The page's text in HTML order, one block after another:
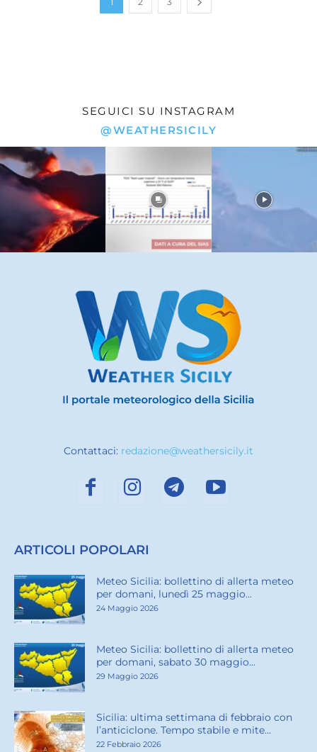
SEGUICI SU INSTAGRAM
@WEATHERSICILY
Contattaci: redazione@weathersicily.it
ARTICOLI POPOLARI
Meteo Sicilia: bollettino di allerta meteo
per domani, lunedì 25 maggio...
24 Maggio 2026
Meteo Sicilia: bollettino di allerta meteo
per domani, sabato 30 maggio...
29 Maggio 2026
Sicilia: ultima settimana di febbraio con
l’anticiclone. Tempo stabile e mite...
22 Febbraio 2026